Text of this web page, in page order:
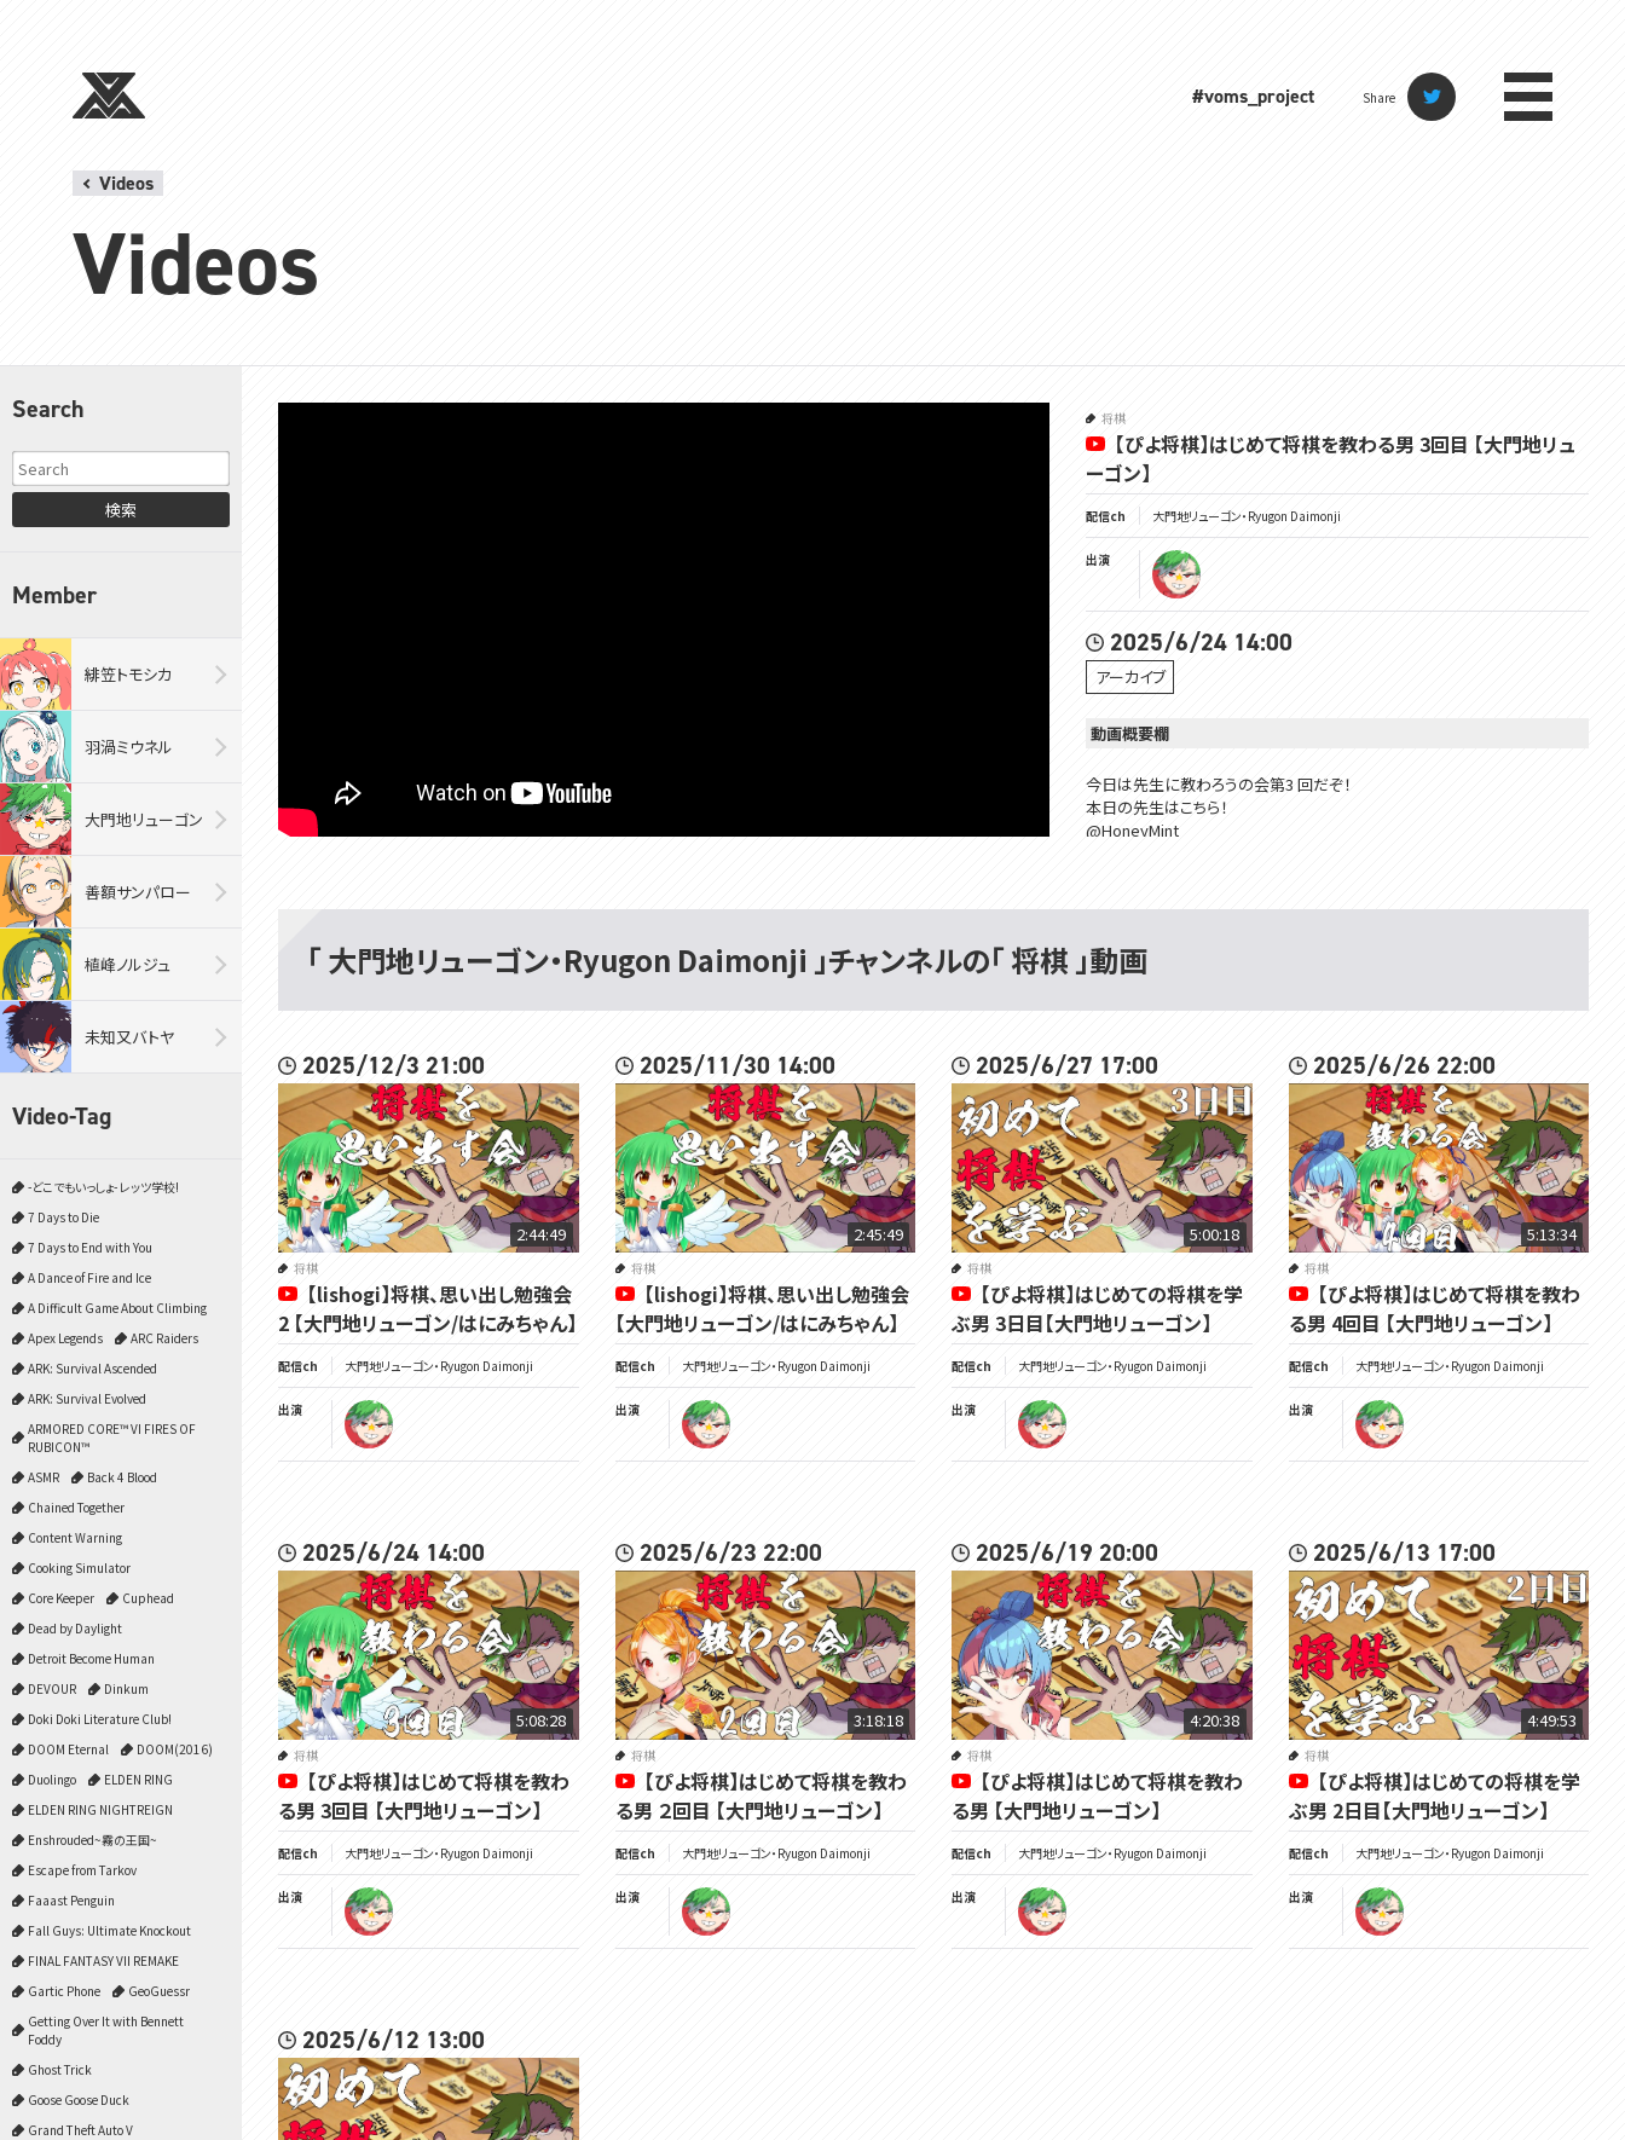
#voms_project Share
Videos
Videos
Search
検索
Member
緋笠トモシカ
羽渦ミウネル
大門地リューゴン
善額サンパロー
植峰ノルジュ
未知又バトヤ
Video-Tag
-どこでもいっしょ- レッツ学校!
7 Days to Die
7 Days to End with You
A Dance of Fire and Ice
A Difficult Game About Climbing
Apex Legends
ARC Raiders
ARK: Survival Ascended
ARK: Survival Evolved
ARMORED CORE™ VI FIRES OF
RUBICON™
ASMR
Back 4 Blood
Chained Together
Content Warning
Cooking Simulator
Core Keeper
Cuphead
Dead by Daylight
Detroit Become Human
DEVOUR
Dinkum
Doki Doki Literature Club!
DOOM Eternal
DOOM(2016)
Duolingo
ELDEN RING
ELDEN RING NIGHTREIGN
Enshrouded~霧の王国~
Escape from Tarkov
Faaast Penguin
Fall Guys: Ultimate Knockout
FINAL FANTASY VII REMAKE
Gartic Phone
GeoGuessr
Getting Over It with Bennett
Foddy
Ghost Trick
Goose Goose Duck
Grand Theft Auto V
将棋
【ぴよ将棋】はじめて将棋を教わる男 3回目 【大門地リュ
ーゴン】
配信ch 大門地リューゴン・Ryugon Daimonji
出演
2025/6/24 14:00
アーカイブ
動画概要欄
今日は先生に教わろうの会第3 回だぞ！
本日の先生はこちら！
@HoneyMint
oin
所属：#VOMSProject
Twitter：
/ voms_project
HP：https://voms.net/
「 大門地リューゴン・Ryugon Daimonji 」チャンネルの「 将棋 」動画
2025/12/3 21:00
2:44:49
将棋
【lishogi】将棋、思い出し勉強会
2 【大門地リューゴン/はにみちゃん】
配信ch 大門地リューゴン・Ryugon Daimonji
出演
2025/11/30 14:00
2:45:49
将棋
【lishogi】将棋、思い出し勉強会
【大門地リューゴン/はにみちゃん】
配信ch 大門地リューゴン・Ryugon Daimonji
出演
2025/6/27 17:00
5:00:18
将棋
【ぴよ将棋】はじめての将棋を学
ぶ男 3日目【大門地リューゴン】
配信ch 大門地リューゴン・Ryugon Daimonji
出演
2025/6/26 22:00
5:13:34
将棋
【ぴよ将棋】はじめて将棋を教わ
る男 4回目 【大門地リューゴン】
配信ch 大門地リューゴン・Ryugon Daimonji
出演
2025/6/24 14:00
5:08:28
将棋
【ぴよ将棋】はじめて将棋を教わ
る男 3回目 【大門地リューゴン】
配信ch 大門地リューゴン・Ryugon Daimonji
出演
2025/6/23 22:00
3:18:18
将棋
【ぴよ将棋】はじめて将棋を教わ
る男 ２回目 【大門地リューゴン】
配信ch 大門地リューゴン・Ryugon Daimonji
出演
2025/6/19 20:00
4:20:38
将棋
【ぴよ将棋】はじめて将棋を教わ
る男 【大門地リューゴン】
配信ch 大門地リューゴン・Ryugon Daimonji
出演
2025/6/13 17:00
4:49:53
将棋
【ぴよ将棋】はじめての将棋を学
ぶ男 2日目【大門地リューゴン】
配信ch 大門地リューゴン・Ryugon Daimonji
出演
2025/6/12 13:00